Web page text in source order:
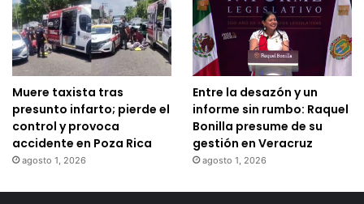
Muere taxista tras
presunto infarto; pierde el
control y provoca
accidente en Poza Rica
agosto 1, 2026
Entre la desazón y un
informe sin rumbo: Raquel
Bonilla presume de su
gestión en Veracruz
agosto 1, 2026